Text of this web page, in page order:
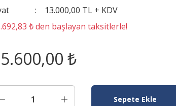
13.000,00 TL + KDV
₺ den başlayan taksitlerle!
₺
Sepete Ekle